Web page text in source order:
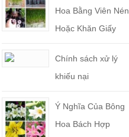
Hoa Bằng Viên Nén
Hoặc Khăn Giấy
Chính sách xử lý
khiếu nại
Ý Nghĩa Của Bông
Hoa Bách Hợp